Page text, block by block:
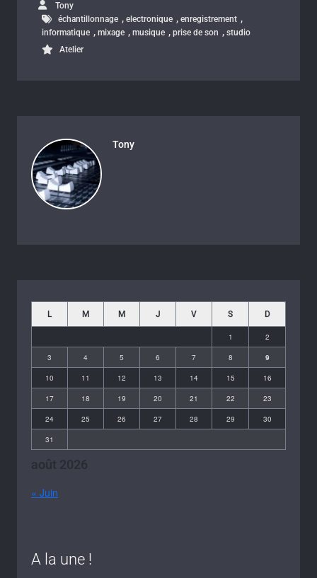
Tony
échantillonnage , electronique , enregistrement ,
informatique , mixage , musique , prise de son , studio
Atelier
Tony
août 2026
L M M J V S D
1 2
3 4 5 6 7 8 9
10 11 12 13 14 15 16
17 18 19 20 21 22 23
24 25 26 27 28 29 30
31
« Juin
A la une !